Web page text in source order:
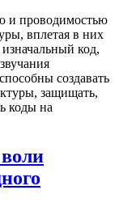
и проводимостью
вплетая в них
код,
создавать
защищать,
коды на